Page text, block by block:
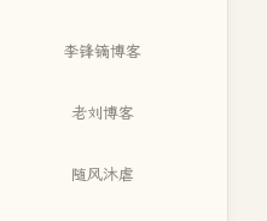
李锋镝博客
老刘博客
随风沐虐